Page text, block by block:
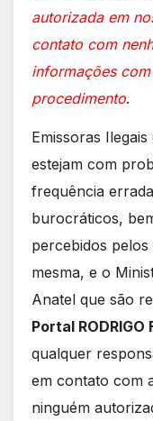
autorizada em
contato com
informações
procedimento.
Emissoras
estejam com
frequência
burocráticos,
percebidos
mesma, e o
Anatel que são
Portal RODRIGO
qualquer
em contato com
ninguém